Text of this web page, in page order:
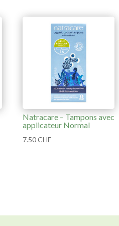
Natracare – Tampons avec
applicateur Normal
7.50CHF